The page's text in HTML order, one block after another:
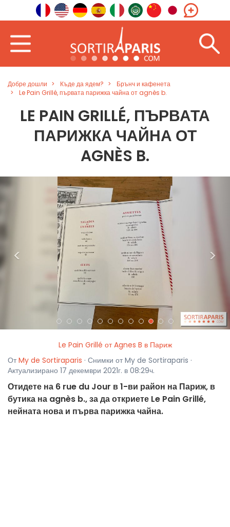
Добре дошли Къде да ядем?
Брънч и кафенета
Le Pain Grillé, първата парижка чайна от agnès b.
LE PAIN GRILLÉ, ПЪРВАТА
ПАРИЖКА ЧАЙНА ОТ
AGNÈS B.
< >
Le Pain Grillé от Agnes B в Париж
От My de Sortiraparis · Снимки от My de Sortiraparis ·
Актуализирано 17 декември 2021г. в 08:29ч.
Отидете на 6 rue du Jour в 1-ви район на Париж, в
бутика на agnès b., за да откриете Le Pain Grillé,
нейната нова и първа парижка чайна.